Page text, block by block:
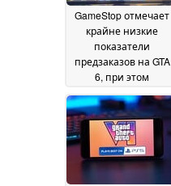
GameStop отмечает
крайне низкие
показатели
предзаказов на GTA
6, при этом
предпочтение
версии Ultimate
Edition без диска
June 2026